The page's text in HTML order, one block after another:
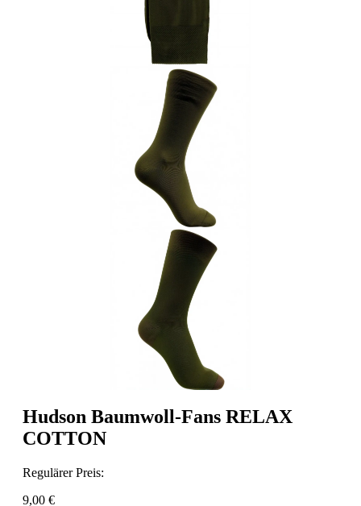
Hudson Baumwoll-Fans RELAX
COTTON
Regulärer Preis:
9,00 €